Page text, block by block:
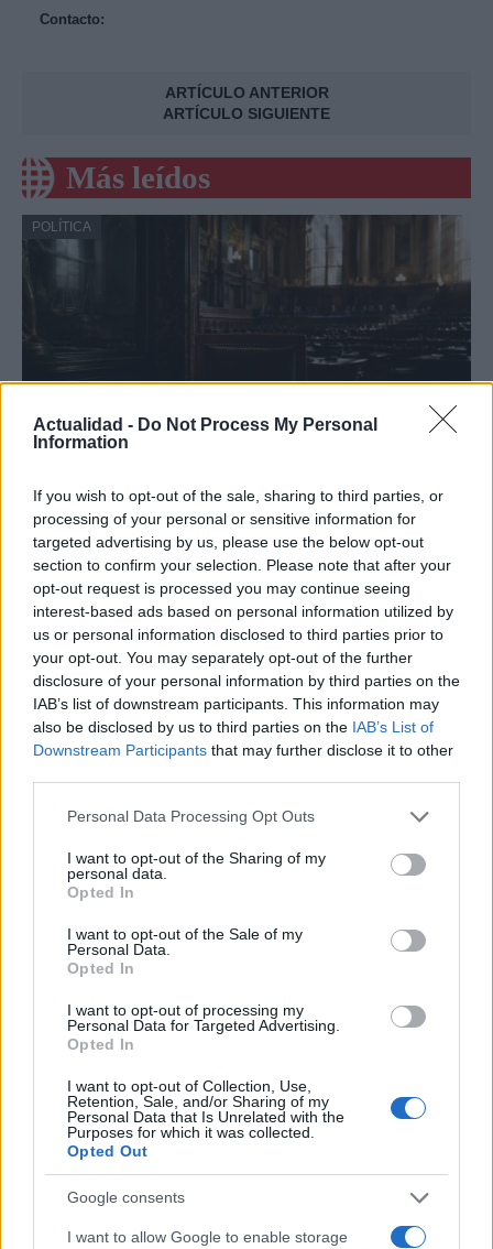
Actualidad - Do Not Process My Personal
Information
If you wish to opt-out of the sale, sharing to third parties, or
processing of your personal or sensitive information for
targeted advertising by us, please use the below opt-out
section to confirm your selection. Please note that after your
opt-out request is processed you may continue seeing
interest-based ads based on personal information utilized by
us or personal information disclosed to third parties prior to
your opt-out. You may separately opt-out of the further
disclosure of your personal information by third parties on the
IAB’s list of downstream participants. This information may
also be disclosed by us to third parties on the IAB’s List of
Downstream Participants that may further disclose it to other
Please note that this website/app uses one or more Google
not limited to your visit or usage behaviour. You may click to
grant or deny consent to Google and its third-party tags to
use your data for below specified purposes in below Google
consent section.
Personal Data Processing Opt Outs
I want to opt-out of the Sharing of my
personal data.
Opted In
I want to opt-out of the Sale of my
Personal Data.
Opted In
I want to opt-out of processing my
Personal Data for Targeted Advertising.
Opted In
I want to opt-out of Collection, Use,
Retention, Sale, and/or Sharing of my
Personal Data that Is Unrelated with the
Purposes for which it was collected.
Opted Out
Google consents
I want to allow Google to enable storage
Contacto:
ARTÍCULO ANTERIOR
ARTÍCULO SIGUIENTE
Más leídos
POLÍTICA
El impacto de la iniciativa de Gabriel
Rufián en el panorama político español
Gabriel Rufián ha logrado captar la atención mediática…
POLÍTICA
Cómo la política internacional de Trump
está cambiando las posturas de sus
seguidores más cercanos